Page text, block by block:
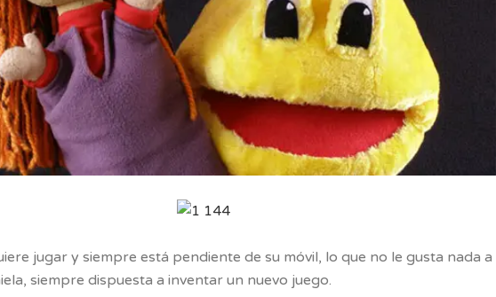
jugar y siempre está pendiente de su móvil, lo que no le gusta nada a
siempre dispuesta a inventar un nuevo juego.